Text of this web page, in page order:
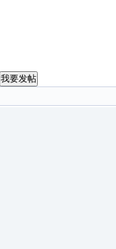
我要发帖